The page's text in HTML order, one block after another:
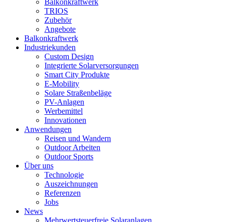
Balkonkraftwerk
TRIOS
Zubehör
Angebote
Balkonkraftwerk
Industriekunden
Custom Design
Integrierte Solarversorgungen
Smart City Produkte
E-Mobility
Solare Straßenbeläge
PV-Anlagen
Werbemittel
Innovationen
Anwendungen
Reisen und Wandern
Outdoor Arbeiten
Outdoor Sports
Über uns
Technologie
Auszeichnungen
Referenzen
Jobs
News
Mehrwertsteuerfreie Solaranlagen